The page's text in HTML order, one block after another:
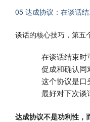
05 达成协议：在谈话
谈话的核心技巧，第五
在谈话结束时
促成和确认同
这个协议是口
最好对下次谈
达成协议不是功利性，